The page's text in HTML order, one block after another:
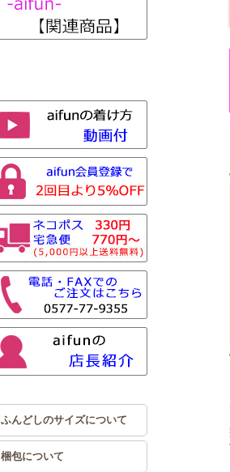
ふんどしのサイズについて
梱包について